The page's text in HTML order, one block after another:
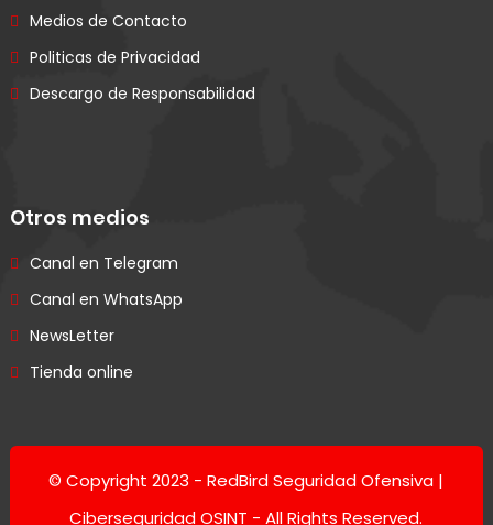
Medios de Contacto
Politicas de Privacidad
Descargo de Responsabilidad
Otros medios
Canal en Telegram
Canal en WhatsApp
NewsLetter
Tienda online
© Copyright 2023 -RedBird Seguridad Ofensiva |
Ciberseguridad OSINT - All Rights Reserved.